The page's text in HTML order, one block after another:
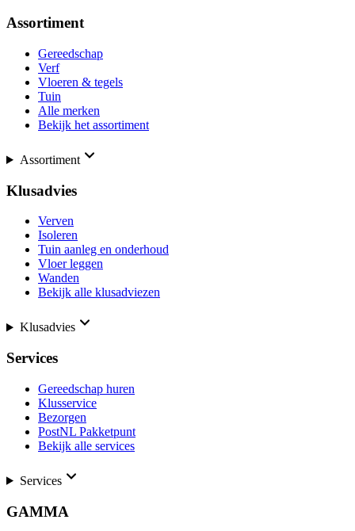
Assortiment
Gereedschap
Verf
Vloeren & tegels
Tuin
Alle merken
Bekijk het assortiment
Assortiment
Klusadvies
Verven
Isoleren
Tuin aanleg en onderhoud
Vloer leggen
Wanden
Bekijk alle klusadviezen
Klusadvies
Services
Gereedschap huren
Klusservice
Bezorgen
PostNL Pakketpunt
Bekijk alle services
Services
GAMMA